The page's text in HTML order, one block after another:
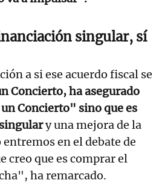
singular, sí
a si ese acuerdo fiscal se
Concierto, ha asegurado
Concierto" sino que es
y una mejora de la
en el debate de
creo que es comprar el
ha remarcado.